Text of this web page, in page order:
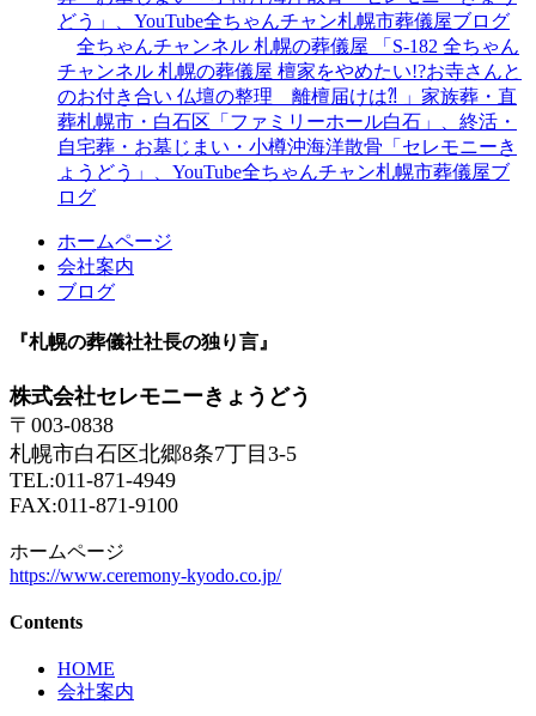
どう」、YouTube全ちゃんチャン札幌市葬儀屋ブログ
全ちゃんチャンネル 札幌の葬儀屋 「S-182 全ちゃん
チャンネル 札幌の葬儀屋 檀家をやめたい!?お寺さんと
のお付き合い 仏壇の整理 離檀届けは⁈ 」家族葬・直
葬札幌市・白石区「ファミリーホール白石」、終活・
自宅葬・お墓じまい・小樽沖海洋散骨「セレモニーき
ょうどう」、YouTube全ちゃんチャン札幌市葬儀屋ブ
ログ
ホームページ
会社案内
ブログ
『札幌の葬儀社社長の独り言』
株式会社セレモニーきょうどう
〒003-0838
札幌市白石区北郷8条7丁目3-5
TEL:011-871-4949
FAX:011-871-9100
ホームページ
https://www.ceremony-kyodo.co.jp/
Contents
HOME
会社案内